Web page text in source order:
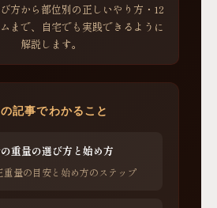
方から部位別の正しいやり方・12
まで、自宅でも実践できるように
解説します。
記事でわかること
重量の選び方と始め方
重量の目安と始め方のステップ